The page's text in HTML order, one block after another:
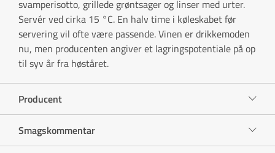
svamperisotto, grillede grøntsager og linser med urter.
Servér ved cirka 15 °C. En halv time i køleskabet før
servering vil ofte være passende. Vinen er drikkemoden
nu, men producenten angiver et lagringspotentiale på op
til syv år fra høståret.
Producent
Smagskommentar